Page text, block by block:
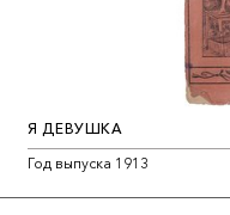
Я ДЕВУШКА
Год выпуска 1913